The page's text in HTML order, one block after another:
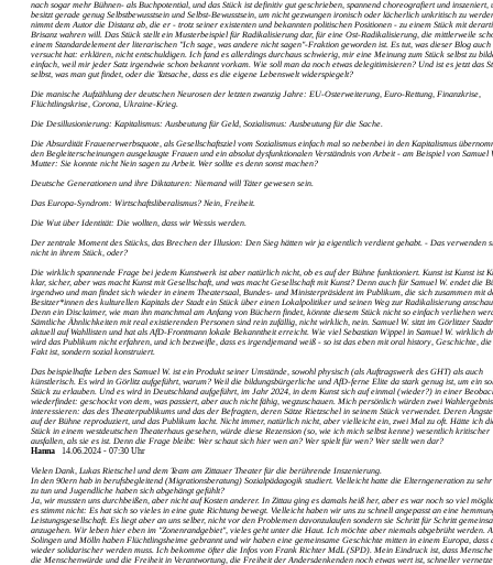
nach sogar mehr Bühnen- als Buchpotential, und das Stück ist definitiv gut geschrieben, spannend choreografiert und inszeniert,
besitzt gerade genug Selbstbewusstsein und Selbst-Bewusstsein, um nicht gezwungen ironisch oder lächerlich unkritisch zu
nimmt dem Autor die Distanz ab, die er - trotz seiner existenten und bekannten politischen Positionen - zu einem Stück mit
Brisanz wahren will. Das Stück stellt ein Musterbeispiel für Radikalisierung dar, für eine Ost-Radikalisierung, die mittlerweile
einem Standardelement der literarischen "Ich sage, was andere nicht sagen"-Fraktion geworden ist. Es tut, was dieser Blog auch
versucht hat: erklären, nicht entschuldigen. Ich fand es allerdings durchaus schwierig, mir eine Meinung zum Stück selbst zu
einfach, weil mir jeder Satz irgendwie schon bekannt vorkam. Wie soll man da noch etwas delegitimisieren? Und ist es jetzt das
selbst, was man gut findet, oder die Tatsache, dass es die eigene Lebenswelt widerspiegelt?
Die manische Aufzählung der deutschen Neurosen der letzten zwanzig Jahre: EU-Osterweiterung, Euro-Rettung, Finanzkrise,
Flüchtlingskrise, Corona, Ukraine-Krieg.
Die Desillusionierung: Kapitalismus: Ausbeutung für Geld, Sozialismus: Ausbeutung für die Sache.
Die Absurdität Frauenerwerbsquote, als Gesellschaftsziel vom Sozialismus einfach mal so nebenbei in den Kapitalismus
den Begleiterscheinungen ausgelaugte Frauen und ein absolut dysfunktionalen Verständnis von Arbeit - am Beispiel von Samuel
Mutter: Sie konnte nicht Nein sagen zu Arbeit. Wer sollte es denn sonst machen?
Deutsche Generationen und ihre Diktaturen: Niemand will Täter gewesen sein.
Das Europa-Syndrom: Wirtschaftsliberalismus? Nein, Freiheit.
Die Wut über Identität: Die wollten, dass wir Wessis werden.
Der zentrale Moment des Stücks, das Brechen der Illusion: Den Sieg hätten wir ja eigentlich verdient gehabt. - Das verwenden
nicht in ihrem Stück, oder?
Die wirklich spannende Frage bei jedem Kunstwerk ist aber natürlich nicht, ob es auf der Bühne funktioniert. Kunst ist Kunst ist
klar, sicher, aber was macht Kunst mit Gesellschaft, und was macht Gesellschaft mit Kunst? Denn auch für Samuel W. endet die
irgendwo und man findet sich wieder in einem Theatersaal, Bundes- und Ministerpräsident im Publikum, die sich zusammen mit
Besitzer*innen des kulturellen Kapitals der Stadt ein Stück über einen Lokalpolitiker und seinen Weg zur Radikalisierung
Denn ein Disclaimer, wie man ihn manchmal am Anfang von Büchern findet, könnte diesem Stück nicht so einfach verliehen
Sämtliche Ähnlichkeiten mit real existierenden Personen sind rein zufällig, nicht wirklich, nein. Samuel W. sitzt im Görlitzer
aktuell auf Wahllisten und hat als AfD-Frontmann lokale Bekanntheit erreicht. Wie viel Sebastian Wippel in Samuel W. wirklich
wird das Publikum nicht erfahren, und ich bezweifle, dass es irgendjemand weiß - so ist das eben mit oral history, Geschichte,
Fakt ist, sondern sozial konstruiert.
Das beispielhafte Leben des Samuel W. ist ein Produkt seiner Umstände, sowohl physisch (als Auftragswerk des GHT) als auch
künstlerisch. Es wird in Görlitz aufgeführt, warum? Weil die bildungsbürgerliche und AfD-ferne Elite da stark genug ist, um ein
Stück zu erlauben. Und es wird in Deutschland aufgeführt, im Jahr 2024, in dem Kunst sich auf einmal (wieder?) in einer
wiederfindet: geschockt von dem, was passiert, aber auch nicht fähig, wegzuschauen. Mich persönlich würden zwei
interessieren: das des Theaterpublikums und das der Befragten, deren Sätze Rietzschel in seinem Stück verwendet. Deren
auf der Bühne reproduziert, und das Publikum lacht. Nicht immer, natürlich nicht, aber vielleicht ein, zwei Mal zu oft. Hätte ich
Stück in einem westdeutschen Theaterhaus gesehen, würde diese Rezension (so, wie ich mich selbst kenne) wesentlich kritischer
ausfallen, als sie es ist. Denn die Frage bleibt: Wer schaut sich hier wen an? Wer spielt für wen? Wer stellt wen dar?
Hanna
14.06.2024 - 07:30 Uhr
Vielen Dank, Lukas Rietschel und dem Team am Zittauer Theater für die berührende Inszenierung.
In den 90ern hab in berufsbegleitend (Migrationsberatung) Sozialpädagogik studiert. Vielleicht hatte die Elterngeneration zu
zu tun und Jugendliche haben sich abgehängt gefühlt?
Ja, wir mussten uns durchbeißen, aber nicht auf Kosten anderer. In Zittau ging es damals heiß her, aber es war noch so viel
es stimmt nicht: Es hat sich so vieles in eine gute Richtung bewegt. Vielleicht haben wir uns zu schnell angepasst an eine
Leistungsgesellschaft. Es liegt aber an uns selber, nicht vor den Problemen davonzulaufen sondern sie Schritt für Schritt
anzugehen. Wir leben hier eben im "Zonenrandgebiet", vieles geht unter die Haut. Ich möchte aber niemals abgebrüht werden.
Solingen und Mölln haben Flüchtlingsheime gebrannt und wir haben eine gemeinsame Geschichte mitten in einem Europa, dass
wieder solidarischer werden muss. Ich bekomme öfter die Infos von Frank Richter MdL (SPD). Mein Eindruck ist, dass
die Menschenwürde und die Freiheit in Verantwortung, die Freiheit der Andersdenkenden noch etwas wert ist, schneller